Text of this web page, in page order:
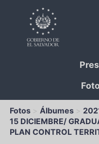
Fotos Álbumes
15 DICIEMBRE/
PLAN CONTROL